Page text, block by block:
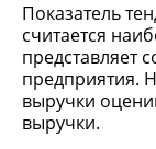
Показатель
считается
представляет
предприятия.
выручки
выручки.